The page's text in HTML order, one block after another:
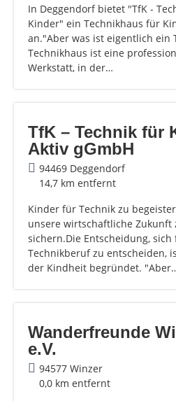
In Deggendorf bietet "TfK -
Kinder" ein Technikhaus für
an."Aber was ist eigentlich ein
Technikhaus ist eine
Werkstatt, in der…
TfK – Technik für
Aktiv gGmbH
94469 Deggendorf
14,7 km entfernt
Kinder für Technik zu
unsere wirtschaftliche Zukunft
sichern.Die Entscheidung,
Technikberuf zu entscheiden,
der Kindheit begründet.
Wanderfreunde
e.V.
94577 Winzer
0,0 km entfernt